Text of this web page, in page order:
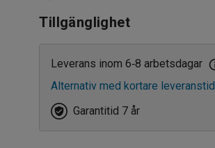
Tillgänglighet
Leverans inom 6‑8 arbetsdagar
Alternativ med kortare leveranstid
Garantitid 7 år